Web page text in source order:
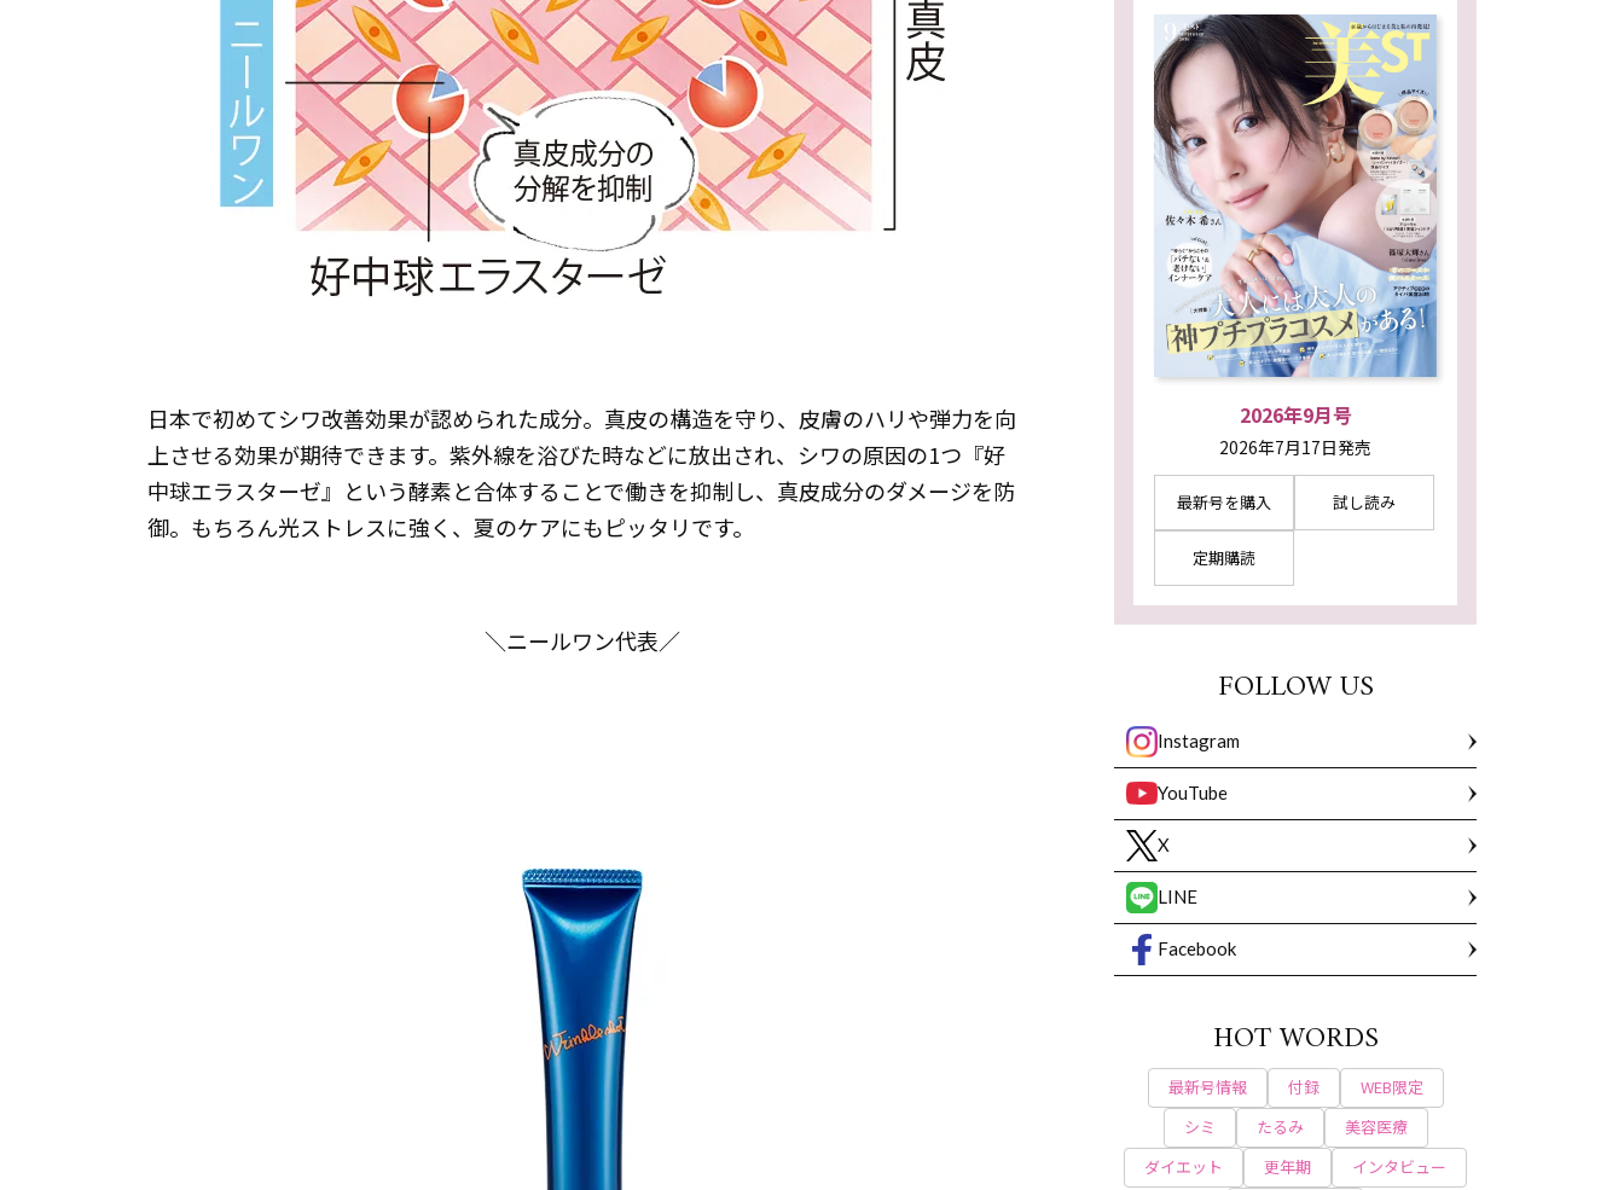
日本で初めてシワ改善効果が認められた成分。真皮の構造を守り、皮膚のハリや弾力を向
上させる効果が期待できます。紫外線を浴びた時などに放出され、シワの原因の1つ『好
中球エラスターゼ』という酵素と合体することで働きを抑制し、真皮成分のダメージを防
御。もちろん光ストレスに強く、夏のケアにもピッタリです。
＼ニールワン代表／
2026年9月号
2026年7月17日発売
最新号を購入 試し読み
定期購読
FOLLOW US
Instagram
YouTube
X
LINE
Facebook
HOT WORDS
最新号情報 付録
WEB限定
シミ
たるみ
美容医療
ダイエット
更年期
インタビュー